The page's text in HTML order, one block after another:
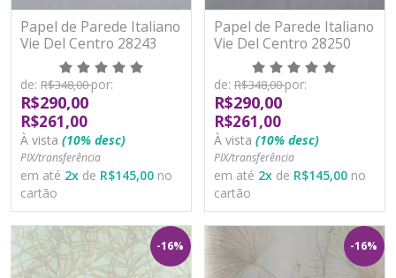
Papel de Parede Italiano
Vie Del Centro 28243
Vinílico Lavável
de: R$348,00por:
R$290,00
R$261,00
À vista (10% desc)
PIX/transferência
em até 2x de R$145,00 no
cartão
Papel de Parede Italiano
Vie Del Centro 28250
Vinílico Lavável
de: R$348,00por:
R$290,00
R$261,00
À vista (10% desc)
PIX/transferência
em até 2x de R$145,00 no
cartão
-16% -16%